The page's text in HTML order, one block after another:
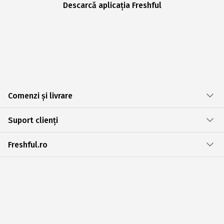
Descarcă aplicația Freshful
Comenzi și livrare
Suport clienți
Freshful.ro